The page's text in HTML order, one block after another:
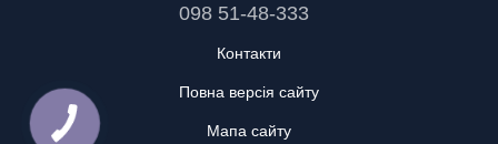
098 51-48-333
Контакти
Повна версія сайту
Мапа сайту